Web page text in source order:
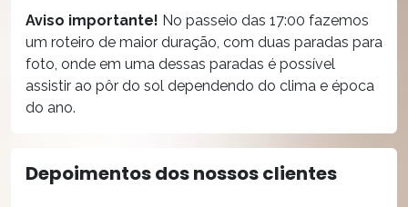
Aviso importante! No passeio das 17:00 fazemos
um roteiro de maior duração, com duas paradas para
foto, onde em uma dessas paradas é possível
assistir ao pôr do sol dependendo do clima e época
do ano.
Depoimentos dos nossos clientes